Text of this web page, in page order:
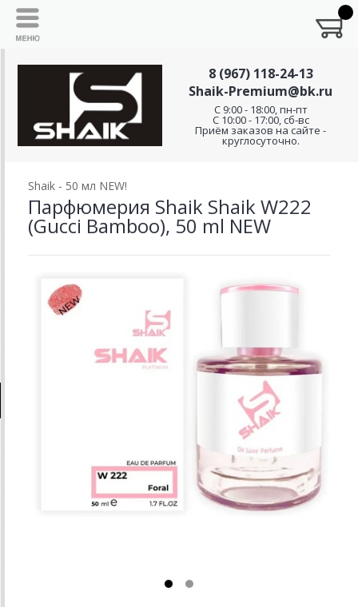
8 (967) 118-24-13
Shaik-Premium@bk.ru
C 9:00 - 18:00, пн-пт
С 10:00 - 17:00, сб-вс
Приём заказов на сайте -
круглосуточно.
Shaik - 50 мл NEW!
Парфюмерия Shaik Shaik W222
(Gucci Bamboo), 50 ml NEW